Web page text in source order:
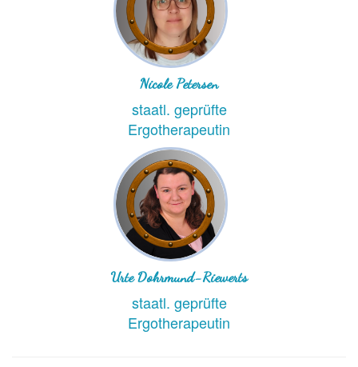
Nicole Petersen
staatl. geprüfte
Ergotherapeutin
Urte Dohrmund-Riewerts
staatl. geprüfte
Ergotherapeutin